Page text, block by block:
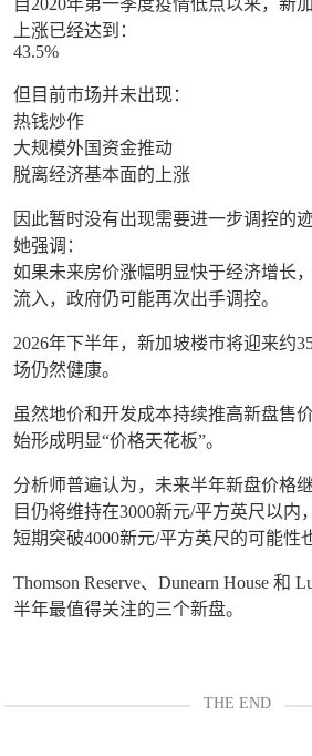
自2020年第一季度疫情低点以来，新
上涨已经达到：
43.5%
但目前市场并未出现：
热钱炒作
大规模外国资金推动
脱离经济基本面的上涨
因此暂时没有出现需要进一步调控的迹
她强调：
如果未来房价涨幅明显快于经济增长
流入，政府仍可能再次出手调控。
2026年下半年，新加坡楼市将迎来约
场仍然健康。
虽然地价和开发成本持续推高新盘售
始形成明显“价格天花板”。
分析师普遍认为，未来半年新盘价格
目仍将维持在3000新元/平方英尺以内
短期突破4000新元/平方英尺的可能性
Thomson Reserve、Dunearn House 和
半年最值得关注的三个新盘。
THE END